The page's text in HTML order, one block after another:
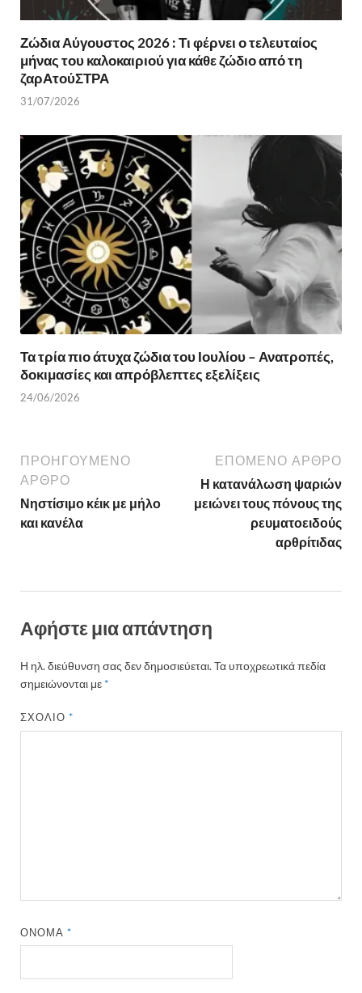
Ζώδια Αύγουστος 2026 : Τι φέρνει ο τελευταίος
μήνας του καλοκαιριού για κάθε ζώδιο από τη
ζαρΑτούΣΤΡΑ
31/07/2026
Τα τρία πιο άτυχα ζώδια του Ιουλίου – Ανατροπές,
δοκιμασίες και απρόβλεπτες εξελίξεις
24/06/2026
ΠΡΟΗΓΟΎΜΕΝΟ
ΆΡΘΡΟ
Νηστίσιμο κέικ με μήλο
και κανέλα
ΕΠΌΜΕΝΟ ΆΡΘΡΟ
Η κατανάλωση ψαριών
μειώνει τους πόνους της
ρευματοειδούς
αρθρίτιδας
Αφήστε μια απάντηση
Η ηλ. διεύθυνση σας δεν δημοσιεύεται.Τα υποχρεωτικά πεδία
σημειώνονται με *
ΣΧΌΛΙΟ*
ΌΝΟΜΑ*